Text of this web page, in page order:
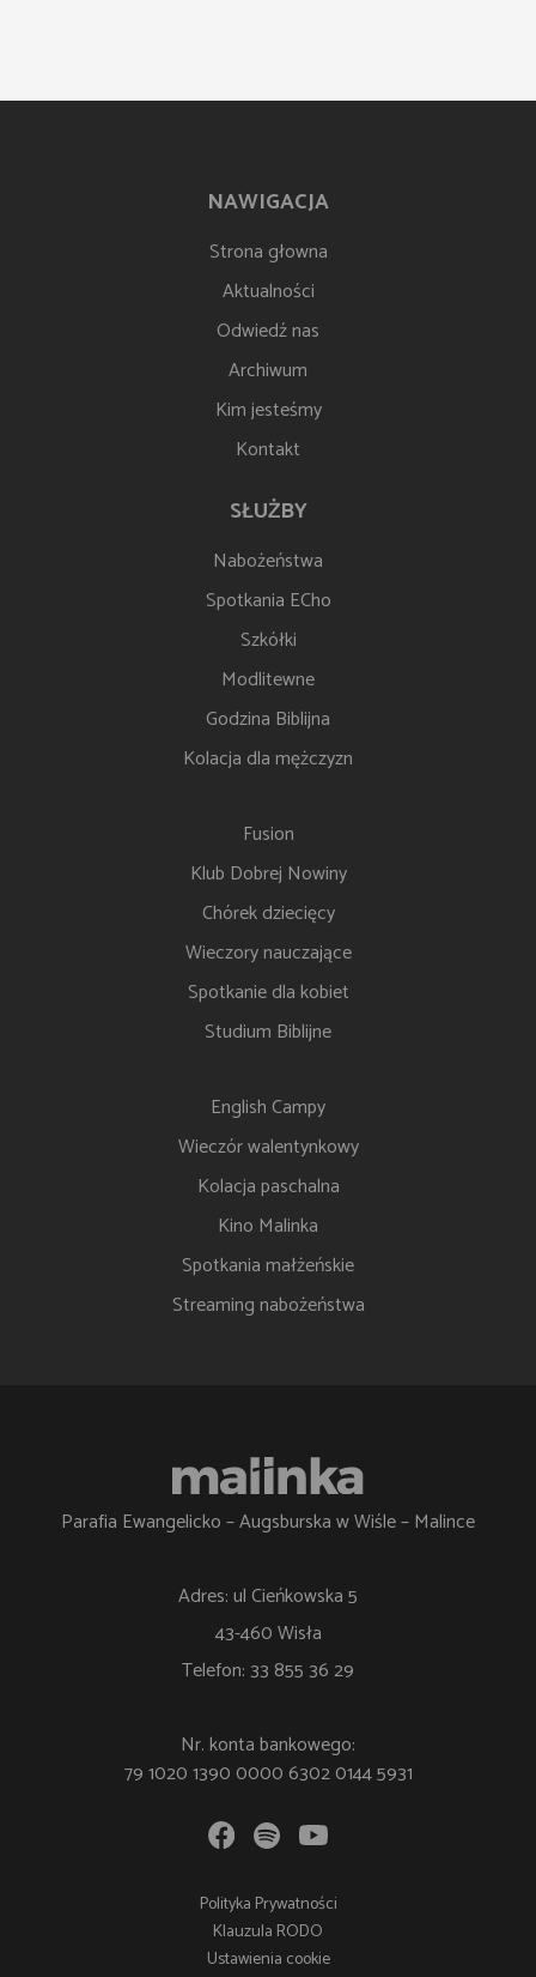
NAWIGACJA
Strona głowna
Aktualności
Odwiedź nas
Archiwum
Kim jesteśmy
Kontakt
SŁUŻBY
Nabożeństwa
Spotkania ECho
Szkółki
Modlitewne
Godzina Biblijna
Kolacja dla mężczyzn
Fusion
Klub Dobrej Nowiny
Chórek dziecięcy
Wieczory nauczające
Spotkanie dla kobiet
Studium Biblijne
English Campy
Wieczór walentynkowy
Kolacja paschalna
Kino Malinka
Spotkania małżeńskie
Streaming nabożeństwa
Parafia Ewangelicko – Augsburska w Wiśle – Malince
Adres: ul Cieńkowska 5
43-460 Wisła
Telefon: 33 855 36 29
Nr. konta bankowego:
79 1020 1390 0000 6302 0144 5931
Polityka Prywatności
Klauzula RODO
Ustawienia cookie